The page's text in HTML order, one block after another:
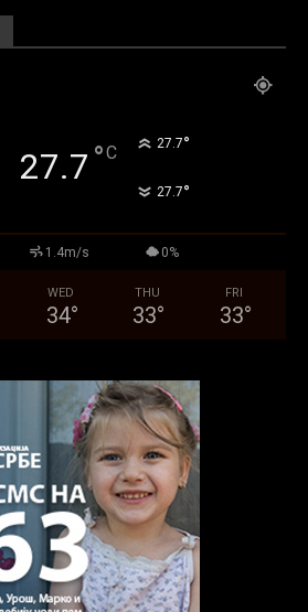
27.7 °C 27.7°
27.7°
1.4m/s 0%
WED
34°
THU
33°
FRI
33°